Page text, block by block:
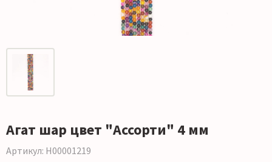
Агат шар цвет "Ассорти" 4 мм
Артикул: Н00001219